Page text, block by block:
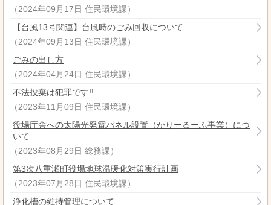
（2024年09月17日 住民環境課 ）
【台風13号関連】台風時のごみ回収について
（2024年09月13日 住民環境課 ）
ごみの出し方
（2024年04月24日 住民環境課 ）
不法投棄は犯罪です!!
（2023年11月09日 住民環境課 ）
役場庁舎への太陽光発電パネル設置（かりーるーふ事業）につ
いて
（2023年08月29日 総務課 ）
第3次八重瀬町役場地球温暖化対策実行計画
（2023年07月28日 住民環境課 ）
浄化槽の維持管理について